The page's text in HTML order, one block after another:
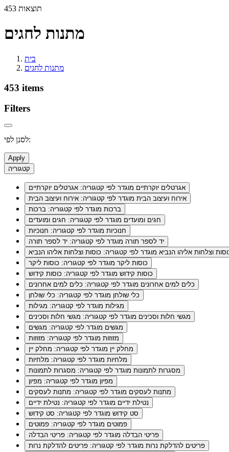
453 תוצאות
מתנות לחגים
בית
מתנות לחגים
453 items
Filters
לסנן לפי:
Apply
קטגוריה
אגרטלים יוקרתיים מוגדר לפי קטגוריה: אגרטלים יוקרתיים
אירוח ועיצוב הבית מוגדר לפי קטגוריה: אירוח ועיצוב הבית
ברכות מוגדר לפי קטגוריה: ברכות
חגים ומועדים מוגדר לפי קטגוריה: חגים ומועדים
חנוכיות מוגדר לפי קטגוריה: חנוכיות
יד לספר תורה מוגדר לפי קטגוריה: יד לספר תורה
וצלחות אליהו הנביא מוגדר לפי קטגוריה: כוסות וצלחות אליהו הנביא
כוסות ליקר מוגדר לפי קטגוריה: כוסות ליקר
כוסות קידוש מוגדר לפי קטגוריה: כוסות קידוש
כלים למים אחרונים מוגדר לפי קטגוריה: כלים למים אחרונים
כלי שולחן מוגדר לפי קטגוריה: כלי שולחן
מגילות מוגדר לפי קטגוריה: מגילות
מגשי חלות וסכינים מוגדר לפי קטגוריה: מגשי חלות וסכינים
מגשים מוגדר לפי קטגוריה: מגשים
מזוזות מוגדר לפי קטגוריה: מזוזות
מחלק יין מוגדר לפי קטגוריה: מחלק יין
מלחיות מוגדר לפי קטגוריה: מלחיות
מסגרות לתמונות מוגדר לפי קטגוריה: מסגרות לתמונות
מפיון מוגדר לפי קטגוריה: מפיון
מתנות לעסקים מוגדר לפי קטגוריה: מתנות לעסקים
נטילת ידיים מוגדר לפי קטגוריה: נטילת ידיים
סט קידוש מוגדר לפי קטגוריה: סט קידוש
פמוטים מוגדר לפי קטגוריה: פמוטים
פריטי הבדלה מוגדר לפי קטגוריה: פריטי הבדלה
פריטים להדלקת נרות מוגדר לפי קטגוריה: פריטים להדלקת נרות